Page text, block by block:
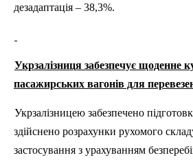
дезадаптація – 38,3%.
Укрзалізниця забезпечує щоденне
пасажирських вагонів для
Укрзалізницею забезпечено
здійснено розрахунки рухомого
застосування з урахуванням